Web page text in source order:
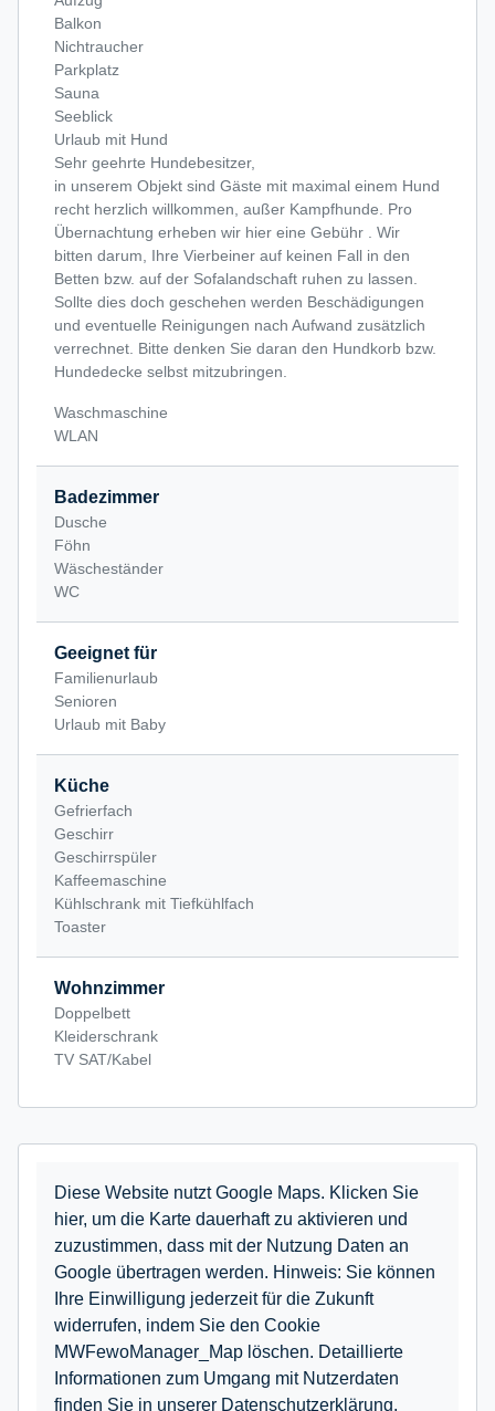
Balkon
Nichtraucher
Parkplatz
Sauna
Seeblick
Urlaub mit Hund
Sehr geehrte Hundebesitzer,
in unserem Objekt sind Gäste mit maximal einem Hund
recht herzlich willkommen, außer Kampfhunde. Pro
Übernachtung erheben wir hier eine Gebühr . Wir
bitten darum, Ihre Vierbeiner auf keinen Fall in den
Betten bzw. auf der Sofalandschaft ruhen zu lassen.
Sollte dies doch geschehen werden Beschädigungen
und eventuelle Reinigungen nach Aufwand zusätzlich
verrechnet. Bitte denken Sie daran den Hundkorb bzw.
Hundedecke selbst mitzubringen.
Waschmaschine
WLAN
Badezimmer
Dusche
Föhn
Wäscheständer
WC
Geeignet für
Familienurlaub
Senioren
Urlaub mit Baby
Küche
Gefrierfach
Geschirr
Geschirrspüler
Kaffeemaschine
Kühlschrank mit Tiefkühlfach
Toaster
Wohnzimmer
Doppelbett
Kleiderschrank
TV SAT/Kabel
Diese Website nutzt Google Maps. Klicken Sie
hier, um die Karte dauerhaft zu aktivieren und
zuzustimmen, dass mit der Nutzung Daten an
Google übertragen werden. Hinweis: Sie können
Ihre Einwilligung jederzeit für die Zukunft
widerrufen, indem Sie den Cookie
MWFewoManager_Map löschen. Detaillierte
Informationen zum Umgang mit Nutzerdaten
finden Sie in unserer Datenschutzerklärung.